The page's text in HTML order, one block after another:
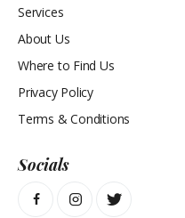
Services
About Us
Where to Find Us
Privacy Policy
Terms & Conditions
Socials